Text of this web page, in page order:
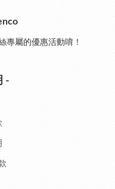
專屬的優惠活動唷！
-